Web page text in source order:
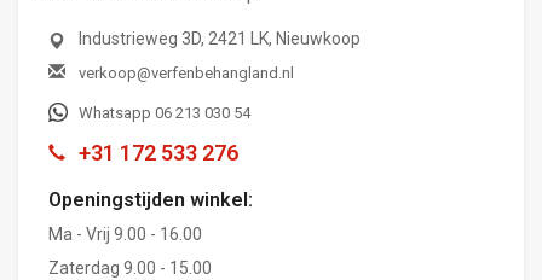
Industrieweg 3D, 2421 LK, Nieuwkoop
verkoop@verfenbehangland.nl
Whatsapp 06 213 030 54
+31 172 533 276
Openingstijden winkel:
Ma - Vrij 9.00 - 16.00
Zaterdag 9.00 - 15.00